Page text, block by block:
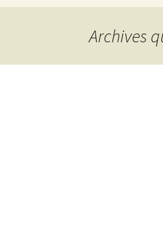
Archives